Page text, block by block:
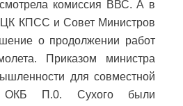
комиссия ВВС. А в
ЦК КПСС и Совет Министров
о продолжении работ
Приказом министра
для совместной
ОКБ П.0. Сухого были